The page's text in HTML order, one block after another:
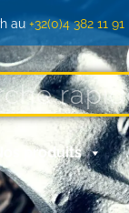
au +32(0)4 382 11 91
Nos produits